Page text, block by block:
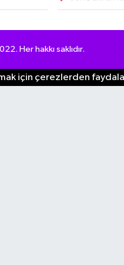
Her hakkı saklıdır.
için çerezlerden